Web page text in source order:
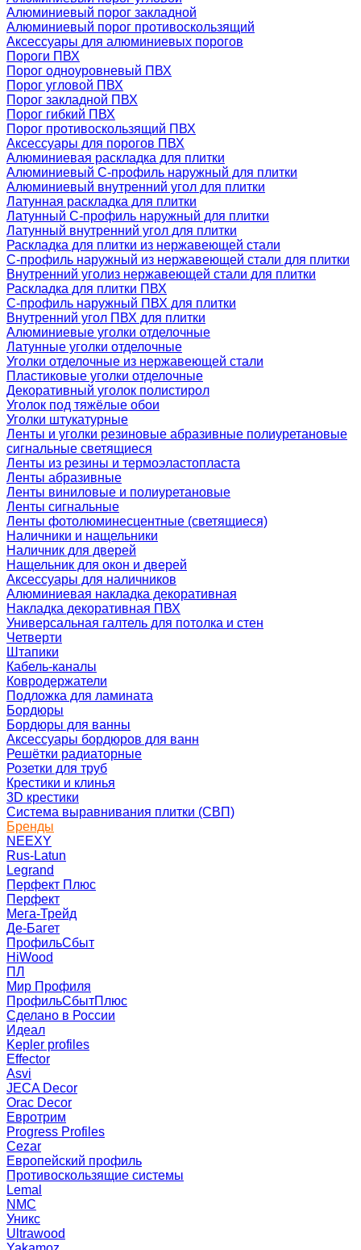
Алюминиевый порог закладной
Алюминиевый порог противоскользящий
Аксессуары для алюминиевых порогов
Пороги ПВХ
Порог одноуровневый ПВХ
Порог угловой ПВХ
Порог закладной ПВХ
Порог гибкий ПВХ
Порог противоскользящий ПВХ
Аксессуары для порогов ПВХ
Алюминиевая раскладка для плитки
Алюминиевый С-профиль наружный для плитки
Алюминиевый внутренний угол для плитки
Латунная раскладка для плитки
Латунный С-профиль наружный для плитки
Латунный внутренний угол для плитки
Раскладка для плитки из нержавеющей стали
С-профиль наружный из нержавеющей стали для плитки
Внутренний уголиз нержавеющей стали для плитки
Раскладка для плитки ПВХ
С-профиль наружный ПВХ для плитки
Внутренний угол ПВХ для плитки
Алюминиевые уголки отделочные
Латунные уголки отделочные
Уголки отделочные из нержавеющей стали
Пластиковые уголки отделочные
Декоративный уголок полистирол
Уголок под тяжёлые обои
Уголки штукатурные
Ленты и уголки резиновые абразивные полиуретановые
сигнальные светящиеся
Ленты из резины и термоэластопласта
Ленты абразивные
Ленты виниловые и полиуретановые
Ленты сигнальные
Ленты фотолюминесцентные (светящиеся)
Наличники и нащельники
Наличник для дверей
Нащельник для окон и дверей
Аксессуары для наличников
Алюминиевая накладка декоративная
Накладка декоративная ПВХ
Универсальная галтель для потолка и стен
Четверти
Штапики
Кабель-каналы
Ковродержатели
Подложка для ламината
Бордюры
Бордюры для ванны
Аксессуары бордюров для ванн
Решётки радиаторные
Розетки для труб
Крестики и клинья
3D крестики
Система выравнивания плитки (СВП)
Бренды
NEEXY
Rus-Latun
Legrand
Перфект Плюс
Перфект
Мега-Трейд
Де-Багет
ПрофильСбыт
HiWood
ПЛ
Мир Профиля
ПрофильСбытПлюс
Сделано в России
Идеал
Kepler profiles
Effector
Asvi
JECA Decor
Orac Decor
Евротрим
Progress Profiles
Cezar
Европейский профиль
Противоскользящие системы
Lemal
NMC
Уникс
Ultrawood